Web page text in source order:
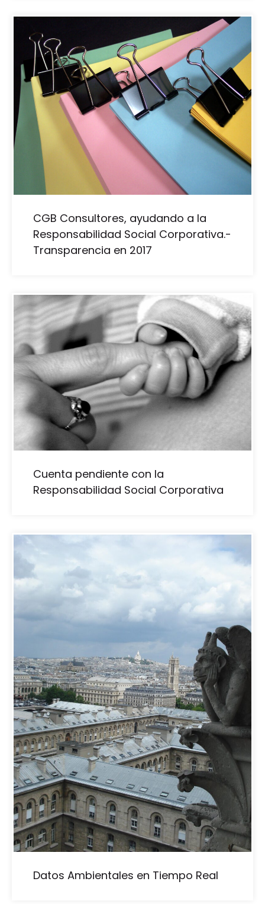
CGB Consultores, ayudando a la
Responsabilidad Social Corporativa.-
Transparencia en 2017
Cuenta pendiente con la
Responsabilidad Social Corporativa
Datos Ambientales en Tiempo Real